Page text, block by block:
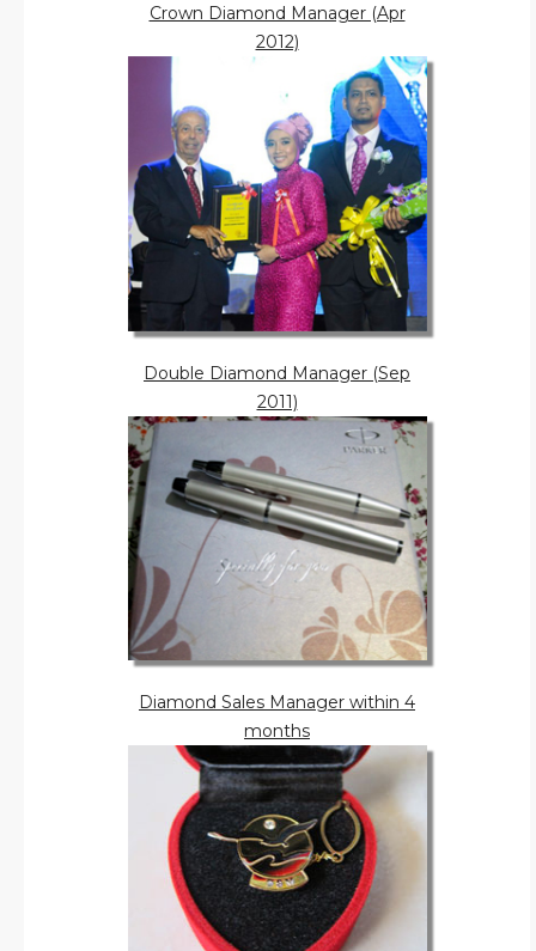
Crown Diamond Manager (Apr
2012)
Double Diamond Manager (Sep
2011)
Diamond Sales Manager within 4
months